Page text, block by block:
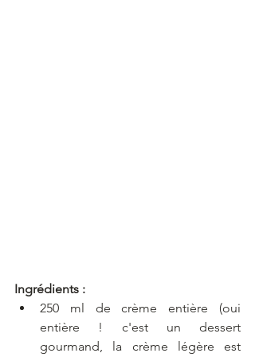
Ingrédients :
250 ml de crème entière (oui
entière ! c'est un dessert
gourmand, la crème légère est